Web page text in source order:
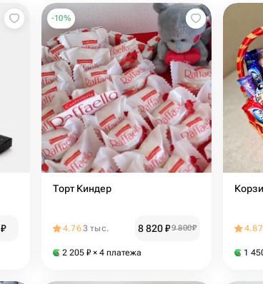
₽
-10%
Торт Киндер
4.763 тыс. 8 820₽9 800₽
2 205 ₽ × 4 платежа
4.87
1